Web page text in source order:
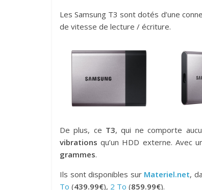
Les Samsung T3 sont dotés d’une
de vitesse de lecture / écriture.
De plus, ce T3, qui ne comporte
vibrations qu’un HDD externe. Avec
grammes.
Ils sont disponibles sur Materiel.net,
To (439.99€), 2 To (859.99€).